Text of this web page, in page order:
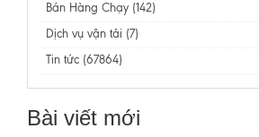
Bán Hàng Chạy (142)
Dịch vụ vận tải (7)
Tin tức (67864)
Bài viết mới